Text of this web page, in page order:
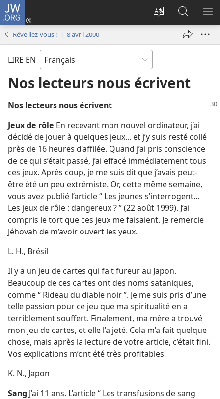
JW.ORG
Changer
langue
Se
connecter
nouvelle
sur
JW.ORG
Réveillez-vous ! | 8 avril 2000
LIRE EN
Nos lecteurs nous écrivent
Nos lecteurs nous écrivent
Jeux de rôle En recevant mon nouvel ordinateur, j’ai
décidé de jouer à quelques jeux... et j’y suis resté collé
près de 16 heures d’affilée. Quand j’ai pris conscience
de ce qui s’était passé, j’ai effacé immédiatement tous
ces jeux. Après coup, je me suis dit que j’avais peut-
être été un peu extrémiste. Or, cette même semaine,
vous avez publié l’article “ Les jeunes s’interrogent...
Les jeux de rôle : dangereux ? ” (22 août 1999). J’ai
compris le tort que ces jeux me faisaient. Je remercie
Jéhovah de m’avoir ouvert les yeux.
L. H., Brésil
Il y a un jeu de cartes qui fait fureur au Japon.
Beaucoup de ces cartes ont des noms sataniques,
comme “ Rideau du diable noir ”. Je me suis pris d’une
telle passion pour ce jeu que ma spiritualité en a
terriblement souffert. Finalement, ma mère a trouvé
mon jeu de cartes, et elle l’a jeté. Cela m’a fait quelque
chose, mais après la lecture de votre article, c’était fini.
Vos explications m’ont été très profitables.
K. N., Japon
Sang J’ai 11 ans. L’article “ Les transfusions de sang